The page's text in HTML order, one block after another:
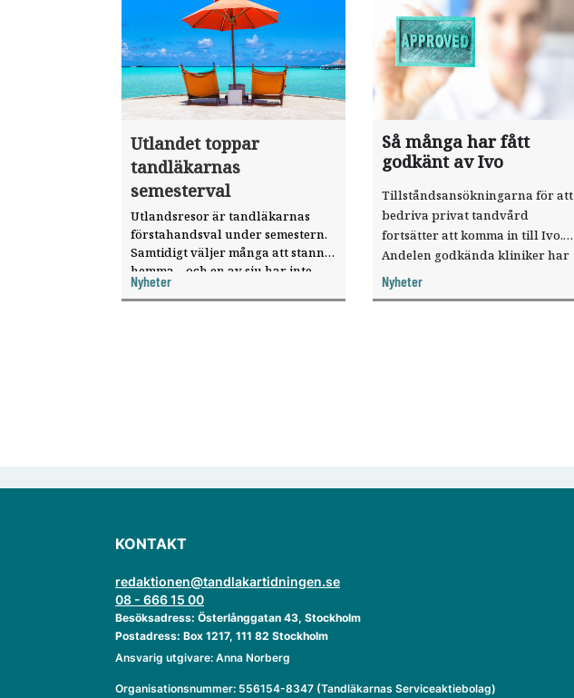
Utlandet toppar
tandläkarnas
semesterval
Utlandsresor är tandläkarnas
förstahandsval under semestern.
Samtidigt väljer många att stanna
hemma – och en av sju har inte
haft någon sommarledighet alls,
enligt "månadens fråga".
Nyheter
Så många har fått
godkänt av Ivo
Tillståndsansökningarna för att
bedriva privat tandvård
fortsätter att komma in till Ivo.
Andelen godkända kliniker har
ökat, visar nya siffror.
Nyheter
KONTAKT
redaktionen@tandlakartidningen.se
08 - 666 15 00
Besöksadress: Österlånggatan 43, Stockholm
Postadress: Box 1217, 111 82 Stockholm
Ansvarig utgivare: Anna Norberg
Organisationsnummer: 556154-8347 (Tandläkarnas Serviceaktiebolag)